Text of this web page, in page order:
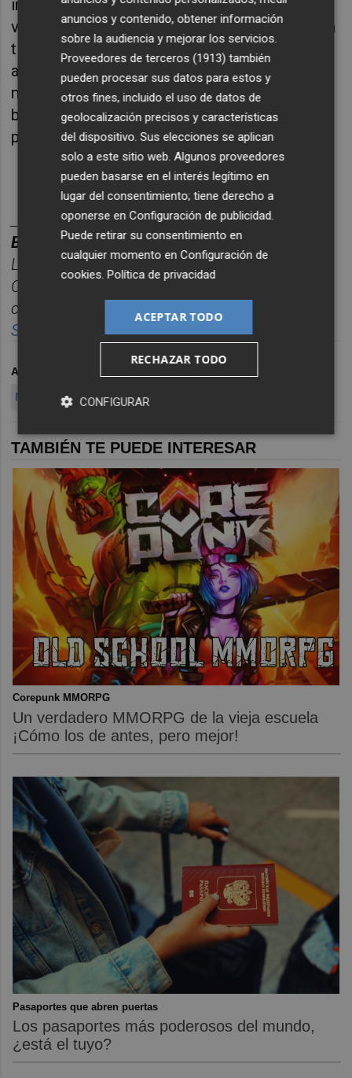
indicadores como el paisaje y la cobertura
vegetal y forestal, la estructura y textura de la
tierra, la presencia de materia orgánica, la
acidez o alcalinidad del suelo y, en las
muestras que se envían al laboratorio, la
biodiversidad y la contaminación por metales
pesados.
________
BOLET ÍN TITULARES CASTELLÓN PLAZA.
Las noticias más relevantes del día en
Castelló
n, reunidas cada ma
correo para empezar el dí a informado.
Suscr
gratis al boletín aquí.
ARCHIVADO EN
MEDIOAMBIENTE
TAMBIÉN TE PUEDE INTERESAR
Corepunk MMORPG
Un verdadero MMORPG de la vieja escuela
¡Cómo los de antes, pero mejor!
Pasaportes que abren puertas
Los pasaportes más poderosos del mundo,
¿está el tuyo?
anuncios y contenido, obtener información
sobre la audiencia y mejorar los servicios.
Proveedores de terceros (1913) también
pueden procesar sus datos para estos y
otros fines, incluido el uso de datos de
geolocalización precisos y características
del dispositivo. Sus elecciones se aplican
solo a este sitio web. Algunos proveedores
pueden basarse en el interés legítimo en
lugar del consentimiento; tiene derecho a
oponerse enConfiguración de publicidad
Puede retirar su consentimiento en
cualquier momento enConfiguración de
cookies .Política de privacidad
ACEPTAR TODO
RECHAZAR TODO
CONFIGURAR